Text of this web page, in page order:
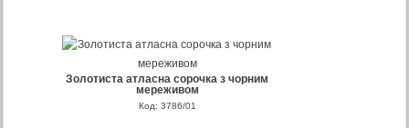
Золотиста атласна сорочка з чорним
мереживом
Код: 3786/01